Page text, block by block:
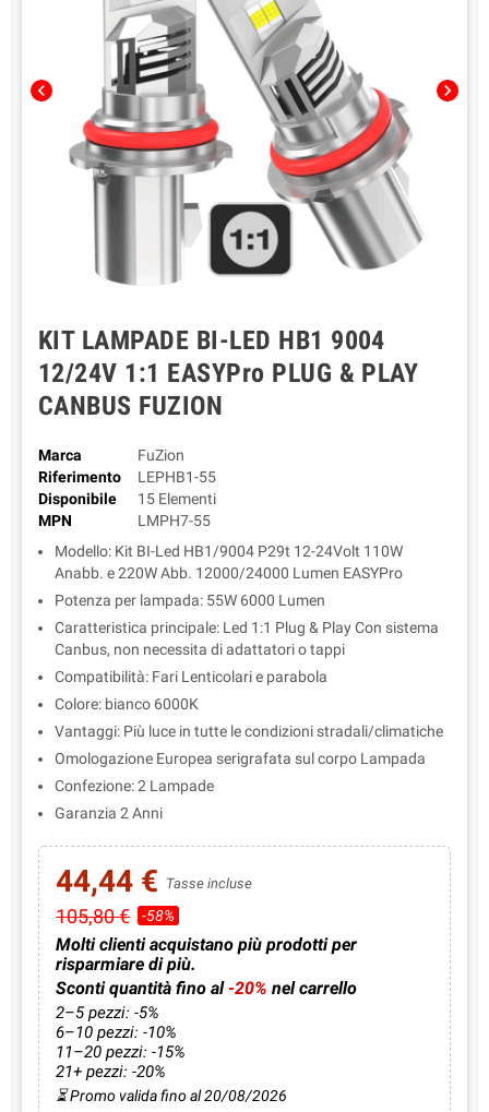
chevron_left chevron_right
KIT LAMPADE BI-LED HB1 9004
12/24V 1:1 EASYPro PLUG & PLAY
CANBUS FUZION
Marca
FuZion
Riferimento
LEPHB1-55
Disponibile
15 Elementi
MPN
LMPH7-55
Modello: Kit BI-Led HB1/9004 P29t 12-24Volt 110W
Anabb. e 220W Abb. 12000/24000 Lumen EASYPro
Potenza per lampada: 55W 6000 Lumen
Caratteristica principale: Led 1:1 Plug & Play Con sistema
Canbus, non necessita di adattatori o tappi
Compatibilità: Fari Lenticolari e parabola
Colore: bianco 6000K
Vantaggi: Più luce in tutte le condizioni stradali/climatiche
Omologazione Europea serigrafata sul corpo Lampada
Confezione: 2 Lampade
Garanzia 2 Anni
44,44 € Tasse incluse
105,80 € -58%
Molti clienti acquistano più prodotti per
risparmiare di più.
Sconti quantità fino al-20% nel carrello
2–5 pezzi: -5%
6–10 pezzi: -10%
11–20 pezzi: -15%
21+ pezzi: -20%
⏳ Promo valida fino al 20/08/2026